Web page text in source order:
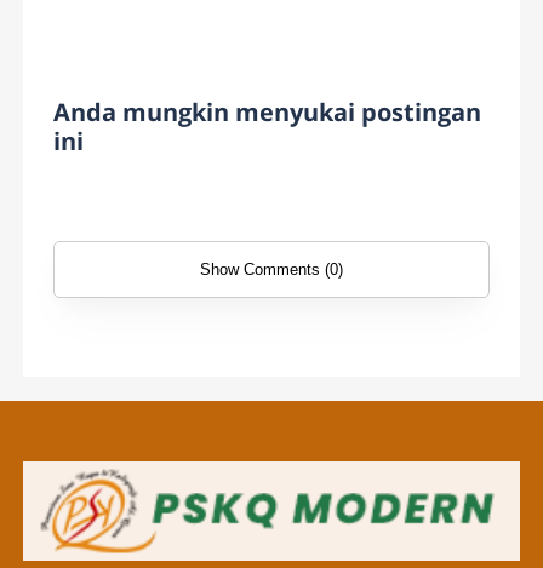
Anda mungkin menyukai postingan
ini
Show Comments (0)